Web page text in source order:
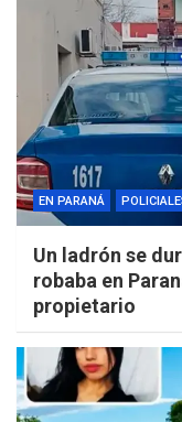
EN PARANÁ
Un ladrón se
robaba en
propietario